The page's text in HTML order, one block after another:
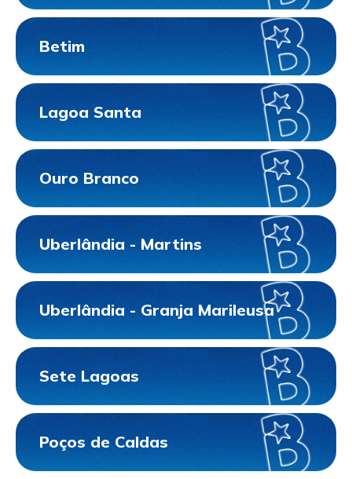
Betim
Lagoa Santa
Ouro Branco
Uberlândia - Martins
Uberlândia - Granja Marileusa
Sete Lagoas
Poços de Caldas